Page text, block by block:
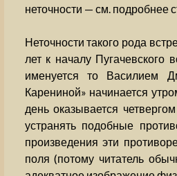
неточности — см. подробнее
Неточности такого рода
лет к началу
именуется то Василием
Карениной» начинается
день оказывается
устранять подобные
произведения эти
поля (потому читатель